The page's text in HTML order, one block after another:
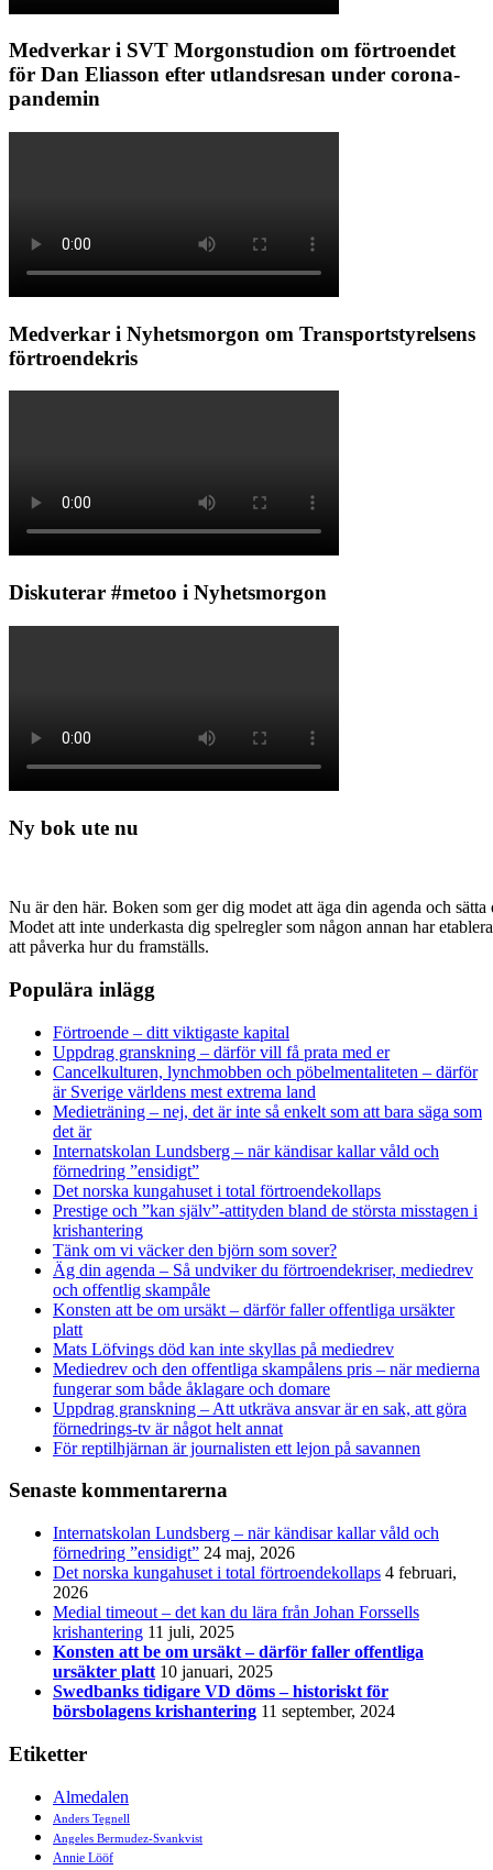
Medverkar i SVT Morgonstudion om förtroendet
för Dan Eliasson efter utlandsresan under corona-
pandemin
Medverkar i Nyhetsmorgon om Transportstyrelsens
förtroendekris
Diskuterar #metoo i Nyhetsmorgon
Ny bok ute nu
Nu är den här. Boken som ger dig modet att äga din agenda och
Modet att inte underkasta dig spelregler som någon annan har
att påverka hur du framställs.
Populära inlägg
Förtroende – ditt viktigaste kapital
Uppdrag granskning – därför vill få prata med er
Cancelkulturen, lynchmobben och pöbelmentaliteten – därför
är Sverige världens mest extrema land
Medieträning – nej, det är inte så enkelt som att bara säga som
det är
Internatskolan Lundsberg – när kändisar kallar våld och
förnedring ”ensidigt”
Det norska kungahuset i total förtroendekollaps
Prestige och ”kan själv”-attityden bland de största misstagen i
krishantering
Tänk om vi väcker den björn som sover?
Äg din agenda – Så undviker du förtroendekriser, mediedrev
och offentlig skampåle
Konsten att be om ursäkt – därför faller offentliga ursäkter
platt
Mats Löfvings död kan inte skyllas på mediedrev
Mediedrev och den offentliga skampålens pris – när medierna
fungerar som både åklagare och domare
Uppdrag granskning – Att utkräva ansvar är en sak, att göra
förnedrings-tv är något helt annat
För reptilhjärnan är journalisten ett lejon på savannen
Senaste kommentarerna
Internatskolan Lundsberg – när kändisar kallar våld och
förnedring ”ensidigt” 24 maj, 2026
Det norska kungahuset i total förtroendekollaps 4 februari,
2026
Medial timeout – det kan du lära från Johan Forssells
krishantering 11 juli, 2025
Konsten att be om ursäkt – därför faller offentliga
ursäkter platt 10 januari, 2025
Swedbanks tidigare VD döms – historiskt för
börsbolagens krishantering 11 september, 2024
Etiketter
Almedalen
Anders Tegnell
Angeles Bermudez-Svankvist
Annie Lööf